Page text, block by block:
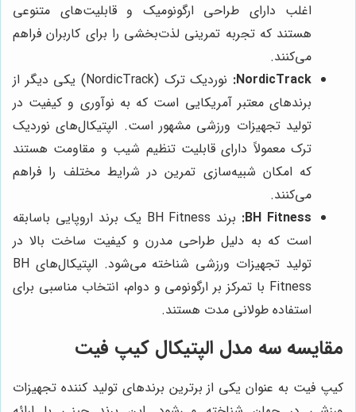
اغلب دارای طراحی ارگونومیک و قابلیت‌های متنوعی
هستند که تجربه تمرینی لذت‌بخشی را برای کاربران فراهم
می‌کنند.
NordicTrack:
نوردیک ترک (NordicTrack) یکی دیگر از
برندهای معتبر آمریکایی است که به نوآوری و کیفیت در
تولید تجهیزات ورزشی مشهور است. الپتیکال‌های نوردیک
ترک معمولاً دارای قابلیت تنظیم شیب و مقاومت هستند
که امکان شبیه‌سازی تمرین در شرایط مختلف را فراهم
می‌کنند.
BH Fitness:
برند BH Fitness یک برند اروپایی باسابقه
است که به دلیل طراحی مدرن و کیفیت ساخت بالا در
تولید تجهیزات ورزشی شناخته می‌شود. الپتیکال‌های BH
Fitness با تمرکز بر ارگونومی و دوام، انتخاب مناسبی برای
استفاده طولانی مدت هستند.
مقایسه سه مدل الپتیکال کیپ فیت
کیپ فیت به عنوان یکی از برترین برندهای تولید کننده تجهیزات